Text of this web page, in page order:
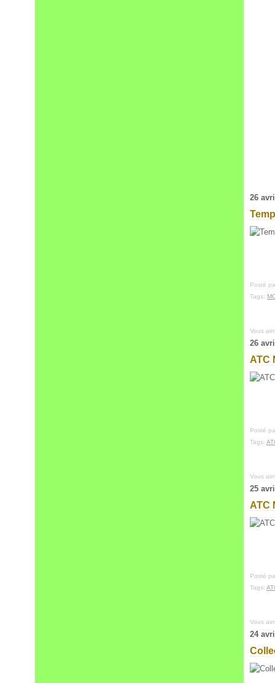
26
Posté
Tags:
Vous
26
ATC
Posté
Tags:
Vous
25
ATC
Posté
Tags:
Vous
24